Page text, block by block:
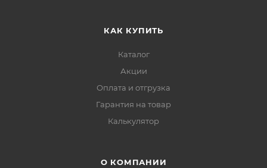
КАК КУПИТЬ
Каталог
Акции
Оплата и отгрузка
Гарантия на товар
Калькулятор
О КОМПАНИИ